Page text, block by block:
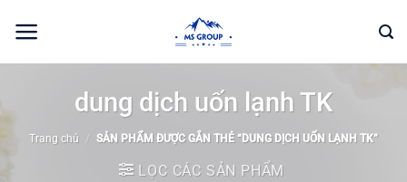
qua
dung dịch uốn lạnh TK
Trang chủ / SẢN PHẨM ĐƯỢC GẮN THẺ “DUNG DỊCH UỐN LẠNH TK”
LỌC CÁC SẢN PHẨM